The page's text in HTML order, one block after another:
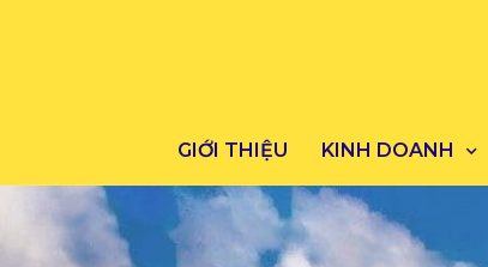
GIỚI THIỆU KINH DOANH